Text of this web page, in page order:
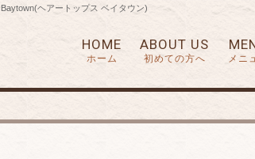
ヘアートップス ベイタウン)
HOME
ホーム
ABOUT US
初めての方へ メニ